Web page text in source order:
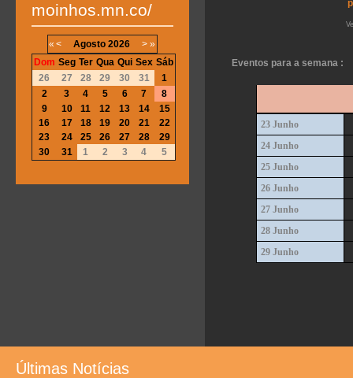
Eventos para a semana :
23 Junho
24 Junho
25 Junho
26 Junho
27 Junho
28 Junho
29 Junho
moinhos.mn.co/
« < Agosto 2026 > »
Dom Seg Ter Qua Qui Sex Sáb
26
27 28 29 30 31
1
2
3 4 5 6 7
8
9
10 11 12 13 14
15
16
17 18 19 20 21
22
23
24 25 26 27 28
29
30
31 1 2 3 4 5
Últimas Notícias